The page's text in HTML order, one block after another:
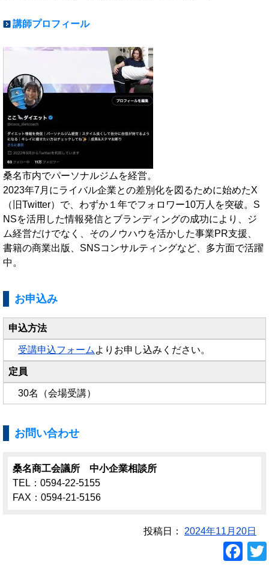
講師プロフィール
桑名市内でパーソナルジムを経営。
2023年7月にライバル企業との差別化を図るために始めたX
（旧Twitter）で、わずか１年でフォロワー10万人を突破。S
NSを活用した情報発信とブランディングの成功により、ジ
ム経営だけでなく、そのノウハウを活かした事業PR支援、
書籍の商業出版、SNSコンサルティングなど、多方面で活躍
中。
お申込み
申込方法
受講申込フォーム よりお申し込みください。
定員
30名（会場受講）
お問い合わせ
桑名商工会議所 中小企業相談所
TEL：0594-22-5155
FAX：0594-21-5156
投稿日： 2024年11月20日
F